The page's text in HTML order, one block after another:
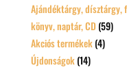
Ajándéktárgy, dísztárgy,
könyv, naptár, CD (59)
Akciós termékek (4)
Újdonságok (14)